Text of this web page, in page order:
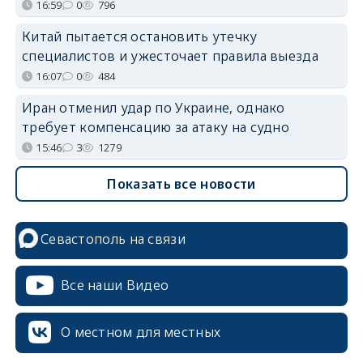
16:59 0 796
Китай пытается остановить утечку
специалистов и ужесточает правила выезда
16:07 0 484
Иран отменил удар по Украине, однако
требует компенсацию за атаку на судно
15:46 3 1279
Показать все новости
Севастополь на связи
Все наши Видео
О местном для местных